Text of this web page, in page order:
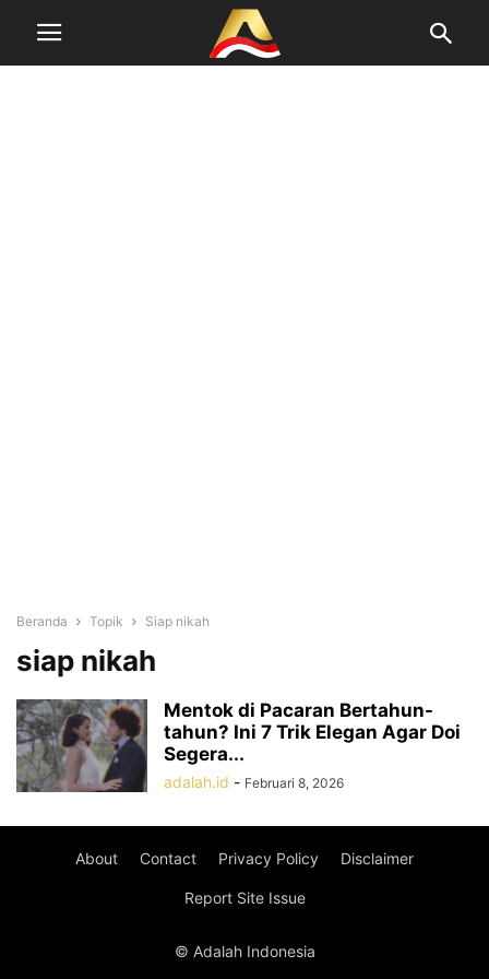
Beranda Topik Siap nikah
siap nikah
Mentok di Pacaran Bertahun-
tahun? Ini 7 Trik Elegan Agar Doi
Segera...
adalah.id - Februari 8, 2026
About Contact Privacy Policy Disclaimer
Report Site Issue
© Adalah Indonesia